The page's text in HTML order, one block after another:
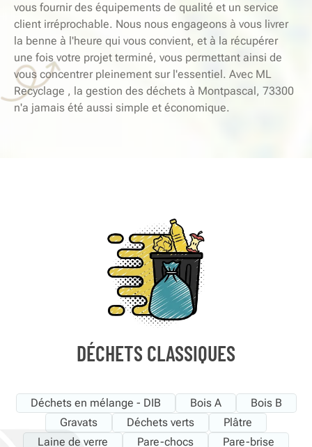
vous fournir des équipements de qualité et un service
client irréprochable. Nous nous engageons à vous livrer
la benne à l'heure qui vous convient, et à la récupérer
une fois votre projet terminé, vous permettant ainsi de
vous concentrer pleinement sur l'essentiel. Avec ML
Recyclage , la gestion des déchets à Montpascal, 73300
n'a jamais été aussi simple et économique.
DÉCHETS CLASSIQUES
Déchets en mélange - DIB Bois A
Bois B
Gravats
Déchets verts
Plâtre
Laine de verre
Pare-chocs Pare-brise